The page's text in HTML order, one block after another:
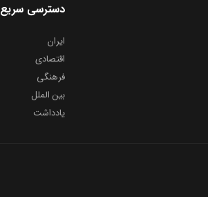
دسترسی سریع
ایران
اقتصادی
فرهنگی
بین الملل
یادداشت